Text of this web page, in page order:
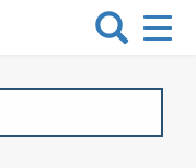
選
換